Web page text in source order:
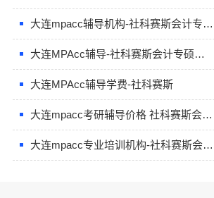
大连mpacc辅导机构-社科赛斯会计专硕考研专注考研18年
大连MPAcc辅导-社科赛斯会计专硕考研只教解题思路和技巧
大连MPAcc辅导学费-社科赛斯
大连mpacc考研辅导价格 社科赛斯会计专硕考研助你考研成功
大连mpacc专业培训机构-社科赛斯会计专硕考研助你冲击目标名校